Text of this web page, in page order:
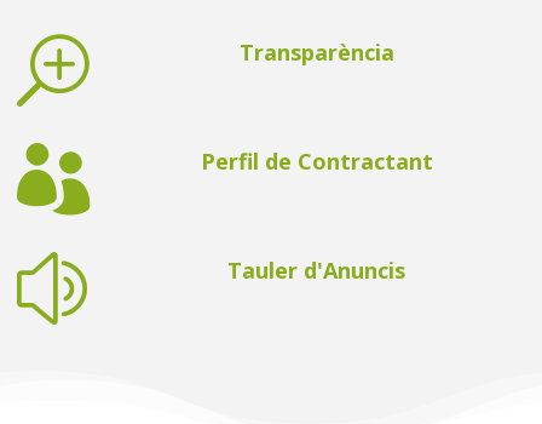
T Transparència
 Perfil de Contractant
z Tauler d'Anuncis